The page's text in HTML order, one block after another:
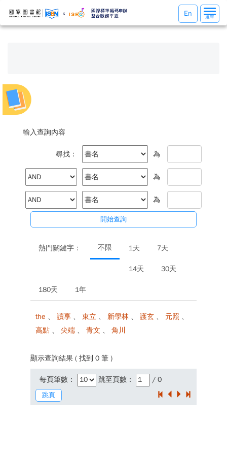
選
單
選單
En
輸入查詢內容
尋找： 為
為
為
開始查詢
熱門關鍵字： 不限 1天 7天
14天 30天
180天 1年
the 、 讀享 、 東立 、 新學林 、 護玄 、 元照 、
高點 、 尖端 、 青文 、 角川
顯示查詢結果 ( 找到 0 筆 )
每頁筆數 ： 跳至頁數 ：
/ 0
跳頁